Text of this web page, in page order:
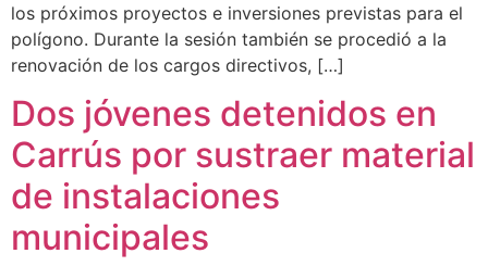
los próximos proyectos e inversiones previstas para el
polígono. Durante la sesión también se procedió a la
renovación de los cargos directivos, […]
Dos jóvenes detenidos en
Carrús por sustraer material
de instalaciones
municipales